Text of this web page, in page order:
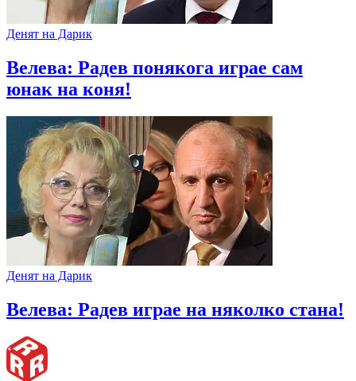
Денят на Дарик
Велева: Радев понякога играе сам
юнак на коня!
Денят на Дарик
Велева: Радев играе на няколко стана!